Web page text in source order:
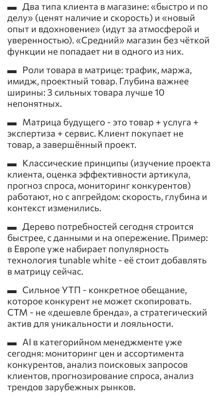
▬ Два типа клиента в магазине: «быстро и по
делу» (ценят наличие и скорость) и «новый
опыт и вдохновение» (идут за атмосферой и
уверенностью). «Средний» магазин без чёткой
функции не попадает ни в одного из них.
▬ Роли товара в матрице: трафик, маржа,
имидж, проектный товар. Глубина важнее
ширины: 3 сильных товара лучше 10
непонятных.
▬ Матрица будущего - это товар + услуга +
экспертиза + сервис. Клиент покупает не
товар, а завершённый проект.
▬ Классические принципы (изучение проекта
клиента, оценка эффективности артикула,
прогноз спроса, мониторинг конкурентов)
работают, но с апгрейдом: скорость, глубина и
контекст изменились.
▬ Дерево потребностей сегодня строится
быстрее, с данными и на опережение. Пример:
в Европе уже набирает популярность
технология tunable white - её стоит добавлять
в матрицу сейчас.
▬ Сильное УТП - конкретное обещание,
которое конкурент не может скопировать.
СТМ - не «дешевле бренда», а стратегический
актив для уникальности и лояльности.
▬ AI в категорийном менеджменте уже
сегодня: мониторинг цен и ассортимента
конкурентов, анализ поисковых запросов
клиентов, прогнозирование спроса, анализ
трендов зарубежных рынков.